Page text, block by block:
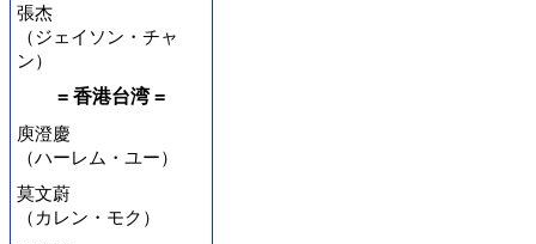
張杰
（ジェイソン・チャ
ン）
= 香港台湾 =
庾澄慶
（ハーレム・ユー）
莫文蔚
（カレン・モク）